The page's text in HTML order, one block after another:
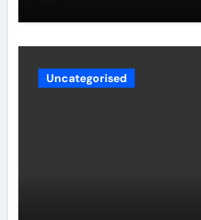
Uncategorised